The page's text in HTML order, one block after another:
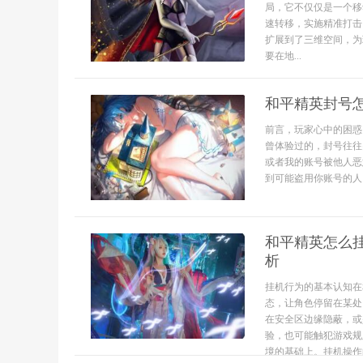
局，它不仅仅是一个
速转移，实施精准打
扩展到了三维空间，
要在地...
和平精英封号
前言，玩家心中的困
曾体验过的，封号往
或者我的账号被他人
到可能盗用你账号的
和平精英怎么
析
挂机行为的基本认知
态，让角色停留在某
在安全区边缘隐蔽，
验，也可能触犯游戏
境的基础上。挂机操